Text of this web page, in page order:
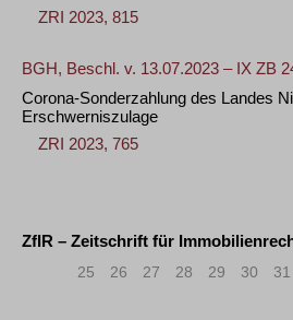
ZRI 2023, 815
BGH, Beschl. v. 13.07.2023 – IX ZB
Corona-Sonderzahlung des Landes
Erschwerniszulage
ZRI 2023, 765
ZfIR – Zeitschrift für
25 26 27 28 29 30 31